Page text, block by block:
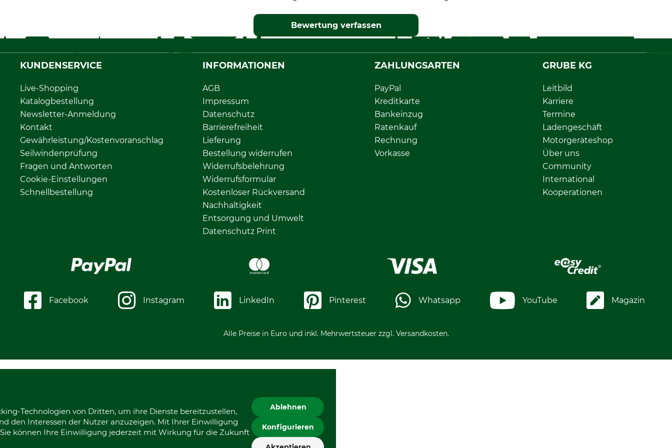
Bewertung verfassen
KUNDENSERVICE
Live-Shopping
Katalogbestellung
Newsletter-Anmeldung
Kontakt
Gewährleistung/Kostenvoranschlag
Seilwindenprüfung
Fragen und Antworten
Cookie-Einstellungen
Schnellbestellung
INFORMATIONEN
AGB
Impressum
Datenschutz
Barrierefreiheit
Lieferung
Bestellung widerrufen
Widerrufsbelehrung
Widerrufsformular
Kostenloser Rückversand
Nachhaltigkeit
Entsorgung und Umwelt
Datenschutz Print
ZAHLUNGSARTEN
PayPal
Kreditkarte
Bankeinzug
Ratenkauf
Rechnung
Vorkasse
GRUBE KG
Leitbild
Karriere
Termine
Ladengeschäft
Motorgeräteshop
Über uns
Community
International
Kooperationen
Facebook Instagram LinkedIn Pinterest Whatsapp YouTube Magazin
Alle Preise in Euro und inkl. Mehrwertsteuer zzgl. Versandkosten.
Technologien von Dritten, um ihre Dienste bereitzustellen,
den Interessen der Nutzer anzuzeigen. Mit Ihrer Einwilligung
können Ihre Einwilligung jederzeit mit Wirkung für die Zukunft
Ablehnen
Konfigurieren